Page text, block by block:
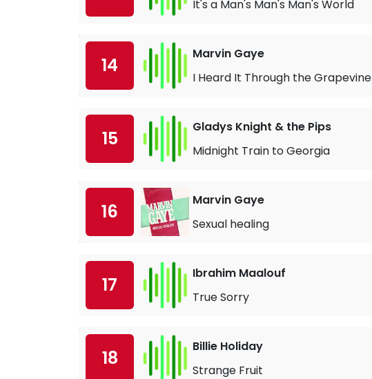
It's a Man's Man's Man's World
14
Marvin Gaye
I Heard It Through the Grapevine
15
Gladys Knight & the Pips
Midnight Train to Georgia
16
Marvin Gaye
Sexual healing
17
Ibrahim Maalouf
True Sorry
18
Billie Holiday
Strange Fruit